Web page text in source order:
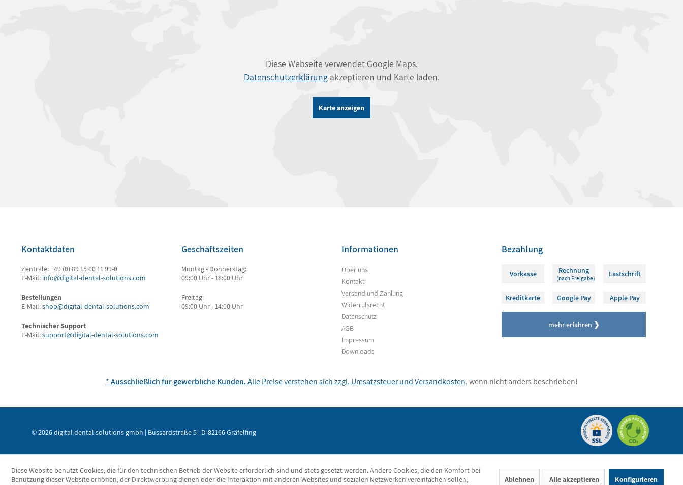
Diese Webseite verwendet Google Maps.
Datenschutzerklärungakzeptieren und Karte laden.
Karte anzeigen
Kontaktdaten
Zentrale: +49 (0) 89 15 00 11 99-0
E-Mail: info@digital-dental-solutions.com
Bestellungen
E-Mail:shop@digital-dental-solutions.com
Technischer Support
E-Mail:support@digital-dental-solutions.com
Geschäftszeiten
Montag - Donnerstag:
09:00 Uhr - 18:00 Uhr
Freitag:
09:00 Uhr - 14:00 Uhr
Informationen
Über uns
Kontakt
Versand und Zahlung
Widerrufsrecht
Datenschutz
AGB
Impressum
Downloads
Bezahlung
Vorkasse Rechnung
(nach Freigabe) Lastschrift
Kreditkarte Google Pay Apple Pay
mehr erfahren ❯
*Ausschließlich für gewerbliche Kunden.Alle Preise verstehen sich zzgl. Umsatzsteuer undVersandkosten, wenn nicht anders beschrieben!
© 2026 digital dental solutions gmbh | Bussardstraße 5 | D-82166 Gräfelfing
Diese Website benutzt Cookies, die für den technischen Betrieb der Website erforderlich sind und stets gesetzt werden. Andere Cookies, die den Komfort bei
Benutzung dieser Website erhöhen, der Direktwerbung dienen oder die Interaktion mit anderen Websites und sozialen Netzwerken vereinfachen sollen,
Ablehnen Alle akzeptieren Konfigurieren